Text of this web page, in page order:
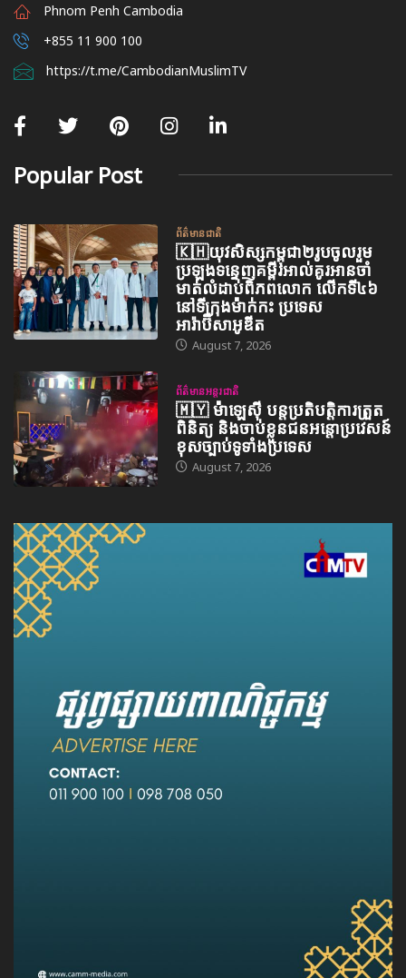
Phnom Penh Cambodia
+855 11 900 100
https://t.me/CambodianMuslimTV
Popular Post
ព័ត៌មានជាតិ
🇰🇭យុវសិស្សកម្ពុជា២រូបចូលរួម
ប្រឡងទន្ទេញគម្ពីរអាល់គូរអានចាំ
មាត់លំដាប់ពិភពលោក លើកទី៤៦
នៅទីក្រុងម៉ាក់កះ ប្រទេស
អារ៉ាប៊ីសាអូឌីត
August 7, 2026
ព័ត៌មានអន្តរជាតិ
🇲🇾 ម៉ាឡេស៊ី បន្តប្រតិបត្តិការត្រួត
ពិនិត្យ និងចាប់ខ្លួនជនអន្តោប្រវេសន៍
ខុសច្បាប់ទូទាំងប្រទេស
August 7, 2026